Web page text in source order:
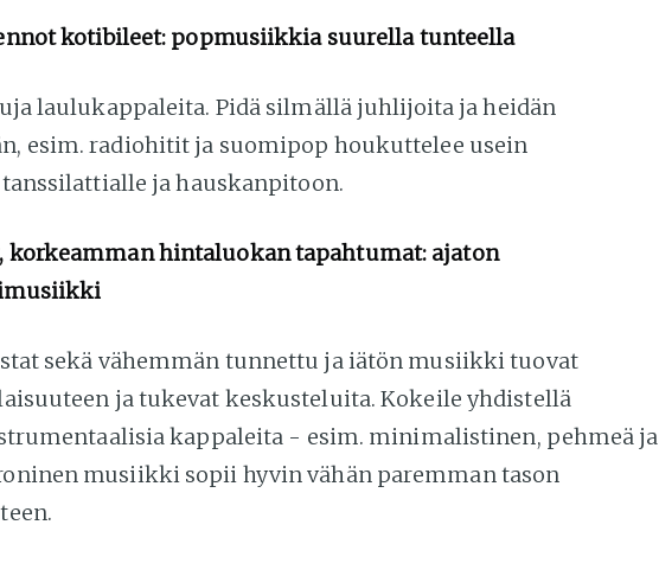
kotibileet: popmusiikkia suurella tunteella
laulukappaleita. Pidä silmällä juhlijoita ja heidän
esim. radiohitit ja suomipop houkuttelee usein
ja hauskanpitoon.
korkeamman hintaluokan tapahtumat: ajaton
sekä vähemmän tunnettu ja iätön musiikki tuovat
ja tukevat keskusteluita. Kokeile yhdistellä
kappaleita - esim. minimalistinen, pehmeä ja
musiikki sopii hyvin vähän paremman tason